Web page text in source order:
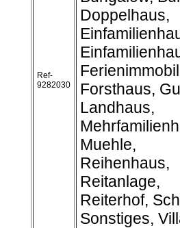
Ref-
9282030
Doppelhaus,
Forsthaus,
Landhaus,
Muehle,
Reihenhaus,
Reitanlage,
Reiterhof,
Sonstiges,